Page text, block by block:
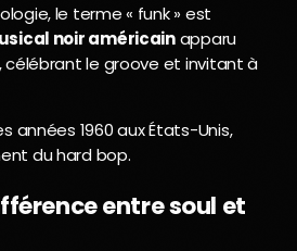
le terme « funk » est
noir américainapparu
célébrant le groove et invitant à
années 1960 aux États-Unis,
du hard bop.
entre soul et